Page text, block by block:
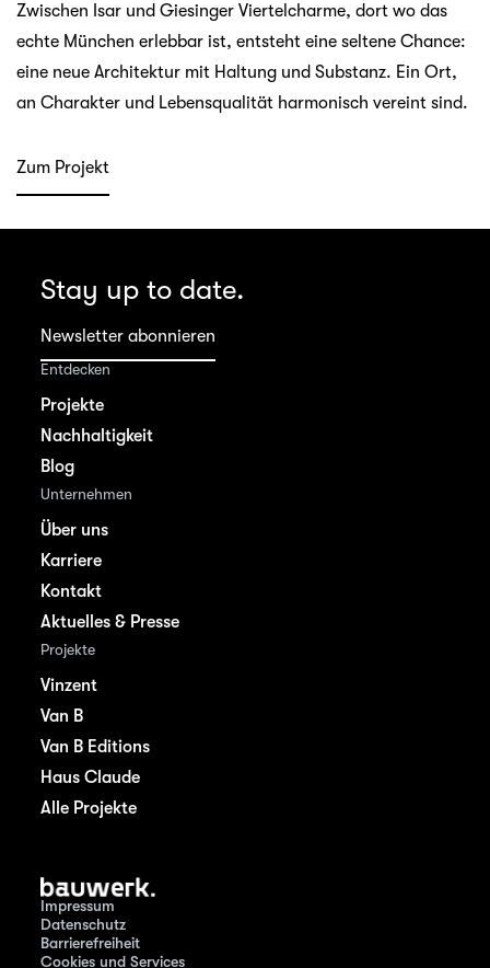
Zwischen Isar und Giesinger Viertelcharme, dort wo das
echte München erlebbar ist, entsteht eine seltene Chance:
eine neue Architektur mit Haltung und Substanz. Ein Ort,
an Charakter und Lebensqualität harmonisch vereint sind.
Zum Projekt
Stay up to date.
Newsletter abonnieren
Entdecken
Projekte
Nachhaltigkeit
Blog
Unternehmen
Über uns
Karriere
Kontakt
Aktuelles & Presse
Projekte
Vinzent
Van B
Van B Editions
Haus Claude
Alle Projekte
Impressum
Datenschutz
Barrierefreiheit
Cookies und Services